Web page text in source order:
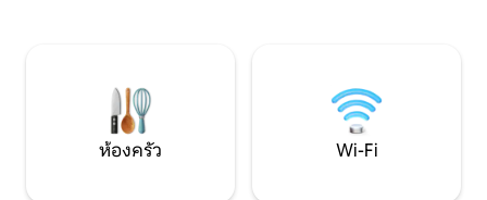
โดยไม่ต้องเสียสละความสะดวกสบาย!
ห้องครัว Wi-Fi